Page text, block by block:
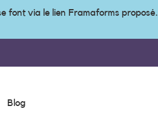
font via le lien Framaforms proposé.
Blog